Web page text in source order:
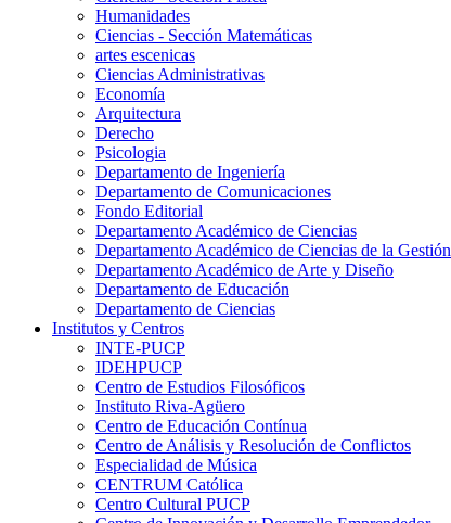
Humanidades
Ciencias - Sección Matemáticas
artes escenicas
Ciencias Administrativas
Economía
Arquitectura
Derecho
Psicologia
Departamento de Ingeniería
Departamento de Comunicaciones
Fondo Editorial
Departamento Académico de Ciencias
Departamento Académico de Ciencias de la Gestión
Departamento Académico de Arte y Diseño
Departamento de Educación
Departamento de Ciencias
Institutos y Centros
INTE-PUCP
IDEHPUCP
Centro de Estudios Filosóficos
Instituto Riva-Agüero
Centro de Educación Contínua
Centro de Análisis y Resolución de Conflictos
Especialidad de Música
CENTRUM Católica
Centro Cultural PUCP